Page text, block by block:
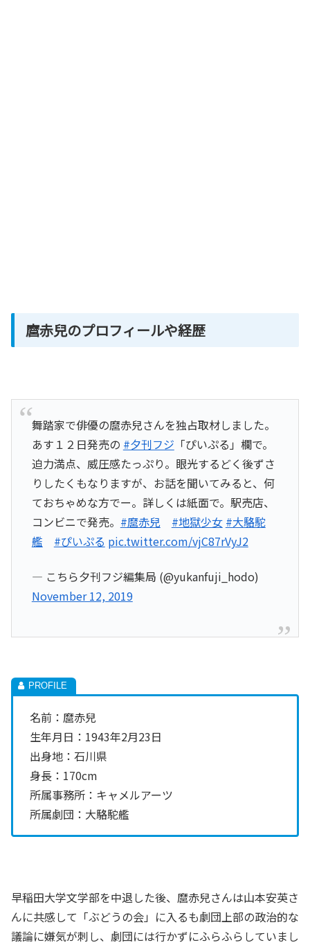
麿赤兒のプロフィールや経歴
舞踏家で俳優の麿赤兒さんを独占取材しました。
あす１２日発売の #夕刊フジ 「ぴいぷる」欄で。
迫力満点、威圧感たっぷり。眼光するどく後ずさ
りしたくもなりますが、お話を聞いてみると、何
ておちゃめな方でー。詳しくは紙面で。駅売店、
コンビニで発売。 #麿赤兒 #地獄少女 #大駱駝
艦
#ぴいぷる pic.twitter.com/vjC87rVyJ2
— こちら夕刊フジ編集局 (@yukanfuji_hodo)
November 12, 2019
名前：麿赤兒
生年月日：1943年2月23日
出身地：石川県
身長：170cm
所属事務所：キャメルアーツ
所属劇団：大駱駝艦
早稲田大学文学部を中退した後、麿赤兒さんは山本安英さ
んに共感して「ぶどうの会」に入るも劇団上部の政治的な
議論に嫌気が刺し、劇団には行かずにふらふらしていまし